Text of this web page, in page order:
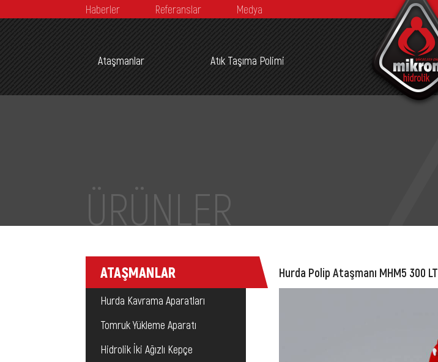
Haberler Referanslar Medya
Ataşmanlar Atık Taşıma Polimi
ÜRÜNLER
ATAŞMANLAR
Hurda Kavrama Aparatları
Tomruk Yükleme Aparatı
Hidrolik İki Ağızlı Kepçe
Hurda Polip Ataşmanı MHM5 300 LT